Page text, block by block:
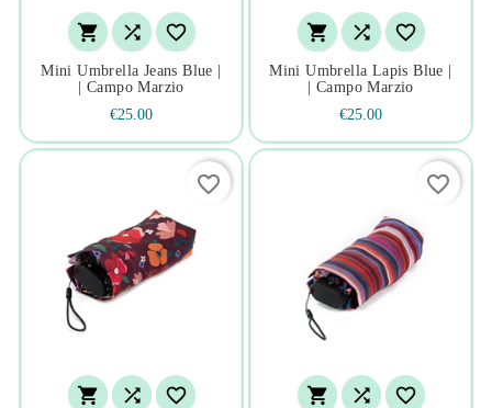
  
Mini Umbrella Jeans Blue |
| Campo Marzio
€25.00
  
Mini Umbrella Lapis Blue |
| Campo Marzio
€25.00
  
favorite_border
  
favorite_border